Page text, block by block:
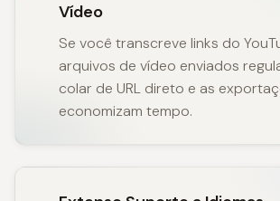
Vídeo
Se você transcreve links do
arquivos de vídeo enviados
colar de URL direto e as
economizam tempo.